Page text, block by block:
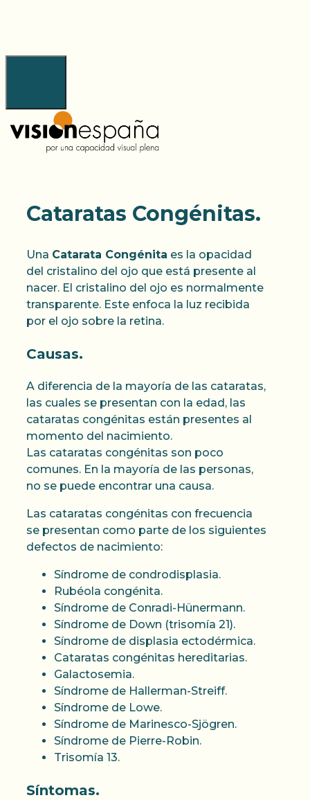
Cataratas Congénitas.
Una Catarata Congénita es la opacidad
del cristalino del ojo que está presente al
nacer. El cristalino del ojo es normalmente
transparente. Este enfoca la luz recibida
por el ojo sobre la retina.
Causas.
A diferencia de la mayoría de las cataratas,
las cuales se presentan con la edad, las
cataratas congénitas están presentes al
momento del nacimiento.
Las cataratas congénitas son poco
comunes. En la mayoría de las personas,
no se puede encontrar una causa.
Las cataratas congénitas con frecuencia
se presentan como parte de los siguientes
defectos de nacimiento:
Síndrome de condrodisplasia.
Rubéola congénita.
Síndrome de Conradi-Hünermann.
Síndrome de Down (trisomía 21).
Síndrome de displasia ectodérmica.
Cataratas congénitas hereditarias.
Galactosemia.
Síndrome de Hallerman-Streiff.
Síndrome de Lowe.
Síndrome de Marinesco-Sjögren.
Síndrome de Pierre-Robin.
Trisomía 13.
Síntomas.